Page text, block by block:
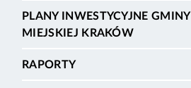
PLANY INWESTYCYJNE GMINY
MIEJSKIEJ KRAKÓW
RAPORTY